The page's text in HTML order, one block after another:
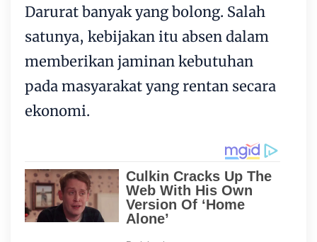
Darurat banyak yang bolong. Salah
satunya, kebijakan itu absen dalam
memberikan jaminan kebutuhan
pada masyarakat yang rentan secara
ekonomi.